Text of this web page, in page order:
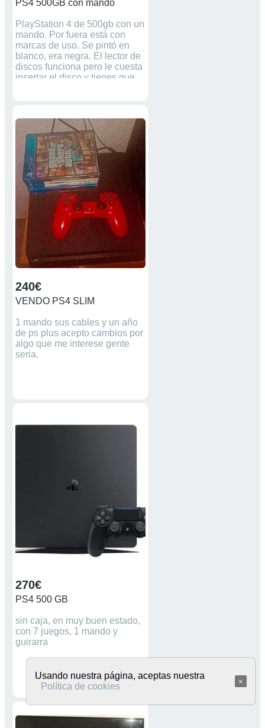
PS4 500GB con mando
PlayStation 4 de 500gb con un
mando. Por fuera está con
marcas de uso. Se pintó en
blanco, era negra. El lector de
discos funciona pero le cuesta
insertar el disco y tienes que
extracción de disco no
con el mando desde el menú).
Se ha cambiado la pasta
térmica (se ha puesto una de
buena calidad) y se han
limpiado todos los
componentes, es silenciosa.
Se regalan los juegos MotoGP
20 y Pro Evolution Soccer
2016, versión física (disco).
240€
VENDO PS4 SLIM
1 mando sus cables y un año
de ps plus acepto cambios por
algo que me interese gente
seria.
270€
PS4 500 GB
sin caja, en muy buen estado,
con 7 juegos, 1 mando y
guirarra
Usando nuestra página, aceptas nuestra
Política de cookies
×